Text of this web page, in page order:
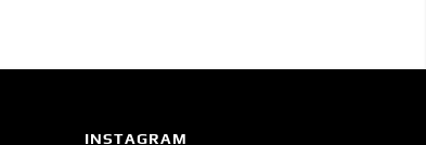
INSTAGRAM